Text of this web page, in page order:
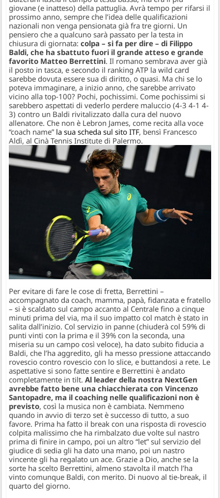
giovane (e inatteso) della pattuglia. Avrà tempo per rifarsi il
prossimo anno, sempre che l’idea delle qualificazioni
nazionali non venga pensionata già fra tre giorni. Un
pensiero che a qualcuno sarà passato per la testa in
chiusura di giornata:colpa – si fa per dire – di Filippo
Baldi, che ha sbattuto fuori il grande atteso e grande
favorito Matteo Berrettini. Il romano sembrava aver già
il posto in tasca, e secondo il ranking ATP la wild card
sarebbe dovuta essere sua di diritto, o quasi. Ma chi se lo
poteva immaginare, a inizio anno, che sarebbe arrivato
vicino alla top-100? Pochi, pochissimi. Come pochissimi si
sarebbero aspettati di vederlo perdere maluccio (4-3 4-1 4-
3) contro un Baldi rivitalizzato dalla cura del nuovo
allenatore. Che non è Lebron James, come recita alla voce
“coach name” la sua scheda sul sito ITF, bensì Francesco
Aldì, al Cinà Tennis Institute di Palermo.
Per evitare di fare le cose di fretta, Berrettini –
accompagnato da coach, mamma, papà, fidanzata e fratello
– si è scaldato sul campo accanto al Centrale fino a cinque
minuti prima del via, ma il suo impatto col match è stato in
salita dall’inizio. Col servizio in panne (chiuderà col 59% di
punti vinti con la prima e il 39% con la seconda, una
miseria su un campo così veloce), ha dato subito fiducia a
Baldi, che l’ha aggredito, gli ha messo pressione attaccando
rovescio contro rovescio con lo slice, e buttandosi a rete. Le
aspettative si sono fatte sentire e Berrettini è andato
completamente in tilt.Al leader della nostra NextGen
avrebbe fatto bene una chiacchierata con Vincenzo
Santopadre, ma il coaching nelle qualificazioni non è
previsto, così la musica non è cambiata. Nemmeno
quando in avvio di terzo set è successo di tutto, a suo
favore. Prima ha fatto il break con una risposta di rovescio
colpita malissimo che ha rimbalzato due volte sul nastro
prima di finire in campo, poi un altro “let” sul servizio del
giudice di sedia gli ha dato una mano, poi un nastro
vincente gli ha regalato un ace. Grazie a Dio, anche se la
sorte ha scelto Berrettini, almeno stavolta il match l’ha
vinto comunque Baldi, con merito. Di nuovo al tie-break, il
quarto del giorno.